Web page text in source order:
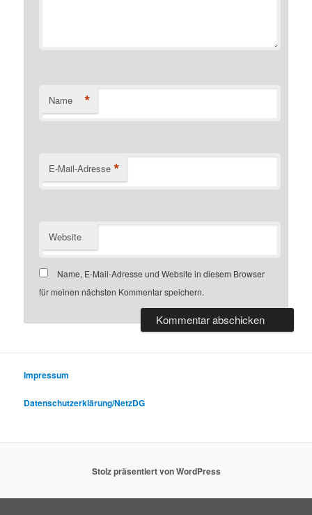
Name *
E-Mail-Adresse *
Website
Name, E-Mail-Adresse und Website in diesem Browser
für meinen nächsten Kommentar speichern.
Impressum
Datenschutzerklärung/NetzDG
Stolz präsentiert von WordPress